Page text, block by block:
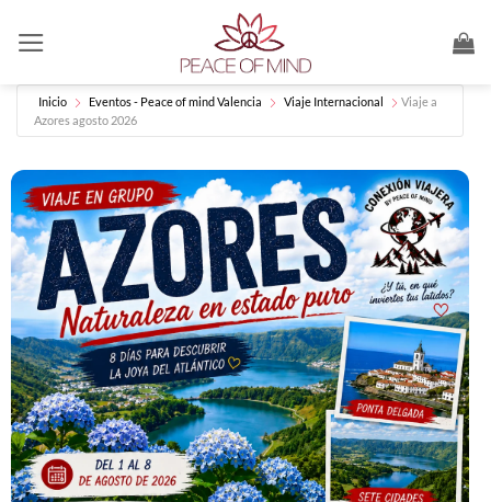
Inicio Eventos - Peace of mind Valencia Viaje Internacional
Viaje a
Azores agosto 2026